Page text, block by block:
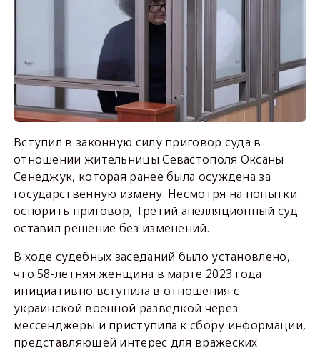
Вступил в законную силу приговор суда в
отношении жительницы Севастополя Оксаны
Сенеджук, которая ранее была осуждена за
государственную измену. Несмотря на попытки
оспорить приговор, Третий апелляционный суд
оставил решение без изменений.
В ходе судебных заседаний было установлено,
что 58-летняя женщина в марте 2023 года
инициативно вступила в отношения с
украинской военной разведкой через
мессенджеры и приступила к сбору информации,
представляющей интерес для вражеских